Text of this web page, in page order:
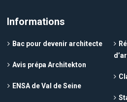
Informations
Bac pour devenir architecte
Avis prépa Architekton
ENSA de Val de Seine